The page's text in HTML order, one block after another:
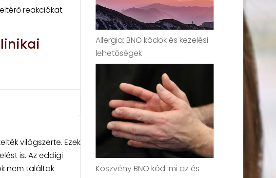
reakciókat
világszerte. Ezek
is. Az eddigi
nem találtak
Allergia: BNO kódok és kezelési
lehetőségek
Köszvény BNO kód: mi az és